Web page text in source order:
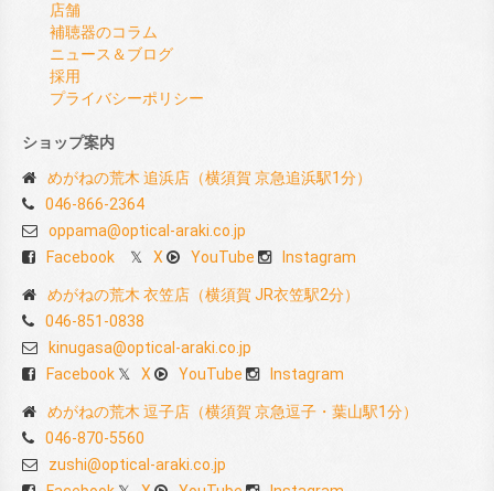
店舗
補聴器のコラム
ニュース＆ブログ
採用
プライバシーポリシー
ショップ案内
めがねの荒木 追浜店（横須賀 京急追浜駅1分）
046-866-2364
oppama@optical-araki.co.jp
Facebook
X YouTube Instagram
めがねの荒木 衣笠店（横須賀 JR衣笠駅2分）
046-851-0838
kinugasa@optical-araki.co.jp
Facebook
X YouTube Instagram
めがねの荒木 逗子店（横須賀 京急逗子・葉山駅1分）
046-870-5560
zushi@optical-araki.co.jp